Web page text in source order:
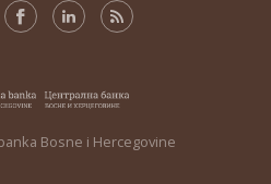
Bosne i Hercegovine